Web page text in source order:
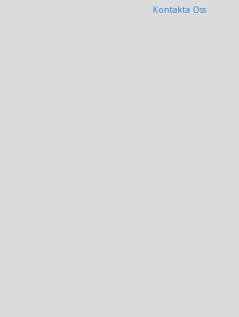
Kontakta Oss